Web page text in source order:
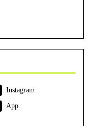
Instagram
App